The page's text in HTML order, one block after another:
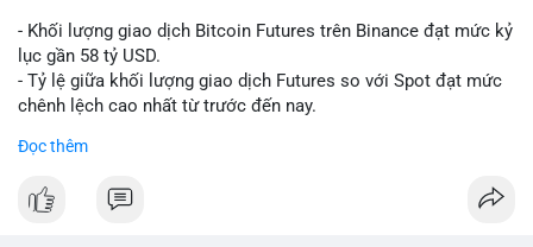
- Khối lượng giao dịch Bitcoin Futures trên Binance đạt mức kỷ
lục gần 58 tỷ USD.
- Tỷ lệ giữa khối lượng giao dịch Futures so với Spot đạt mức
chênh lệch cao nhất từ trước đến nay.
dịch Spot.
#binance #btc
Đọc thêm